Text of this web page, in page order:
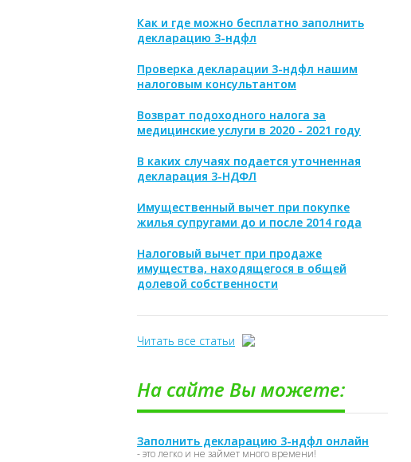
Как и где можно бесплатно заполнить
декларацию 3-ндфл
Проверка декларации 3-ндфл нашим
налоговым консультантом
Возврат подоходного налога за
медицинские услуги в 2020 - 2021 году
В каких случаях подается уточненная
декларация 3-НДФЛ
Имущественный вычет при покупке
жилья супругами до и после 2014 года
Налоговый вычет при продаже
имущества, находящегося в общей
долевой собственности
Читать все статьи
На сайте Вы можете:
Заполнить декларацию 3-ндфл онлайн
- это легко и не займет много времени!